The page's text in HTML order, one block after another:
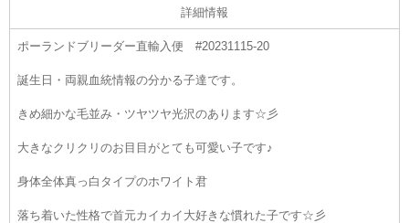
詳細情報
ポーランドブリーダー直輸入便 #20231115-20
誕生日・両親血統情報の分かる子達です。
きめ細かな毛並み・ツヤツヤ光沢のあります☆彡
大きなクリクリのお目目がとても可愛い子です♪
身体全体真っ白タイプのホワイト君
落ち着いた性格で首元カイカイ大好きな慣れた子です☆彡